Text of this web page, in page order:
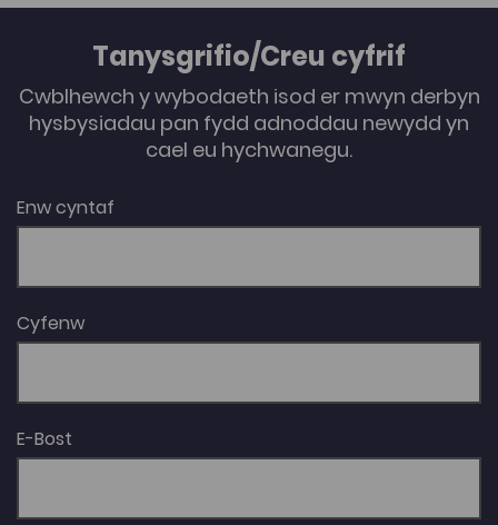
atebion posib (4). Awdur: Dafydd Huw Rees
Tanysgrifio/Creu cyfrif
Cwblhewch y wybodaeth isod er mwyn derbyn
hysbysiadau pan fydd adnoddau newydd yn
cael eu hychwanegu.
Enw cyntaf
Cyfenw
E-Bost